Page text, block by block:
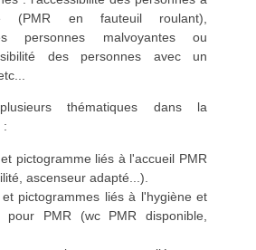
(PMR en fauteuil roulant),
personnes malvoyantes ou
des personnes avec un
thématiques dans la
:
pictogramme liés à l'accueil PMR
ascenseur adapté...).
pictogrammes liés à l'hygiène et
pour PMR (wc PMR disponible,